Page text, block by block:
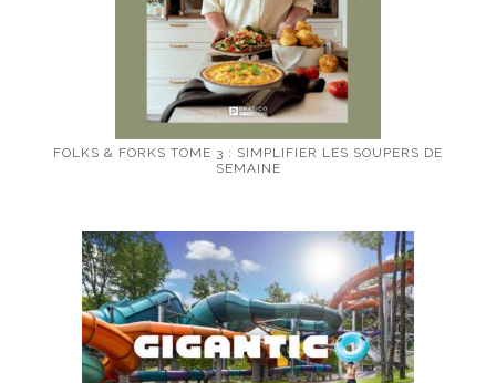
FOLKS & FORKS TOME 3 : SIMPLIFIER LES SOUPERS DE
SEMAINE